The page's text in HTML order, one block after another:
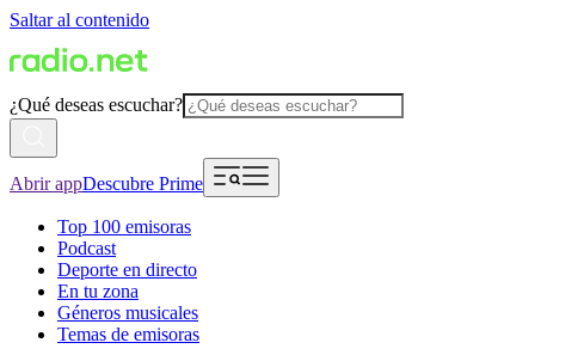
Saltar al contenido
¿Qué deseas escuchar?
Abrir appDescubre Prime
Top 100 emisoras
Podcast
Deporte en directo
En tu zona
Géneros musicales
Temas de emisoras